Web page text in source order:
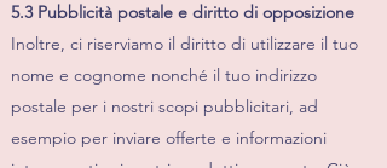
5.3 Pubblicità postale e diritto di opposizione
Inoltre, ci riserviamo il diritto di utilizzare il tuo
nome e cognome nonché il tuo indirizzo
postale per i nostri scopi pubblicitari, ad
esempio per inviare offerte e informazioni